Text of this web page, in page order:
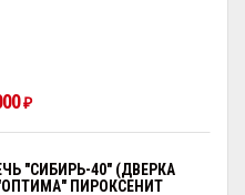
₽
"СИБИРЬ-40" (ДВЕРКА
ПИРОКСЕНИТ